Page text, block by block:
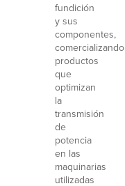
fundición
y sus
componentes,
comercializando
productos
que
optimizan
la
transmisión
de
potencia
en las
maquinarias
utilizadas